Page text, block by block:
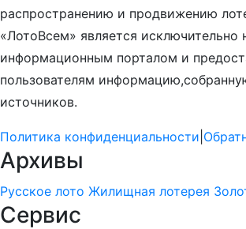
распространению и продвижению
«ЛотоВсем» является исключительно
информационным порталом и
пользователям
источников.
Политика конфиденциальности
Архивы
Русское лото Жилищная лотерея
Сервис